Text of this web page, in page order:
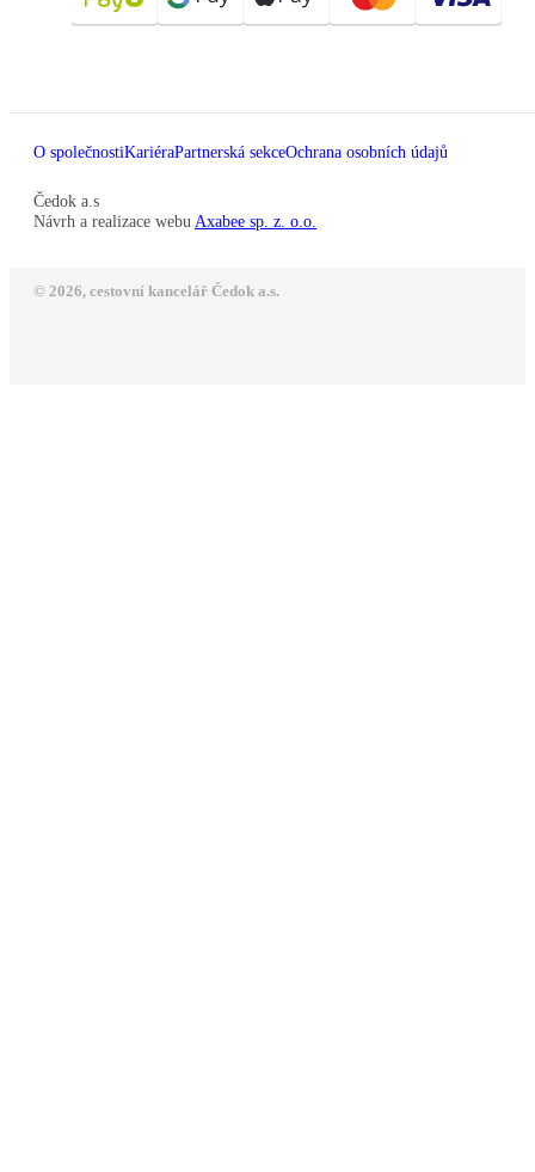
O společnostiKariéraPartnerská sekceOchrana osobních údajů
Čedok a.s
Návrh a realizace webu Axabee sp. z. o.o.
© 2026, cestovní kancelář Čedok a.s.